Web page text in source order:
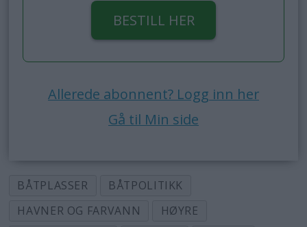
BESTILL HER
Allerede abonnent? Logg inn her
Gå til Min side
BÅTPLASSER
BÅTPOLITIKK
HAVNER OG FARVANN
HØYRE